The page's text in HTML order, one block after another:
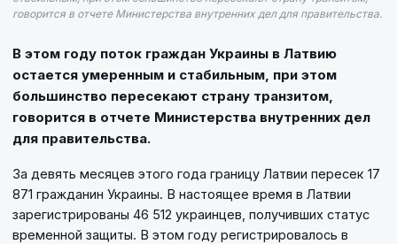
говорится в отчете Министерства внутренних дел для правительства.
В этом году поток граждан Украины в Латвию
остается умеренным и стабильным, при этом
большинство пересекают страну транзитом,
говорится в отчете Министерства внутренних дел
для правительства.
За девять месяцев этого года границу Латвии пересек 17
871 гражданин Украины. В настоящее время в Латвии
зарегистрированы 46 512 украинцев, получивших статус
временной защиты. В этом году регистрировалось в